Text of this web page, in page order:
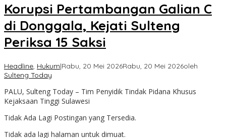
Korupsi Pertambangan Galian C
di Donggala, Kejati Sulteng
Periksa 15 Saksi
Headline, Hukum|Rabu, 20 Mei 2026Rabu, 20 Mei 2026oleh
Sulteng Today
PALU, Sulteng Today – Tim Penyidik Tindak Pidana Khusus
Kejaksaan Tinggi Sulawesi
Tidak Ada Lagi Postingan yang Tersedia.
Tidak ada lagi halaman untuk dimuat.